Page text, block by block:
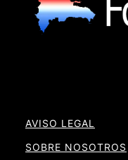
AVISO LEGAL
SOBRE NOSOTROS